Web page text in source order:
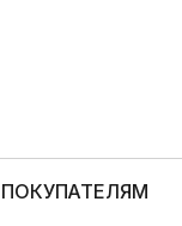
ПОКУПАТЕЛЯМ